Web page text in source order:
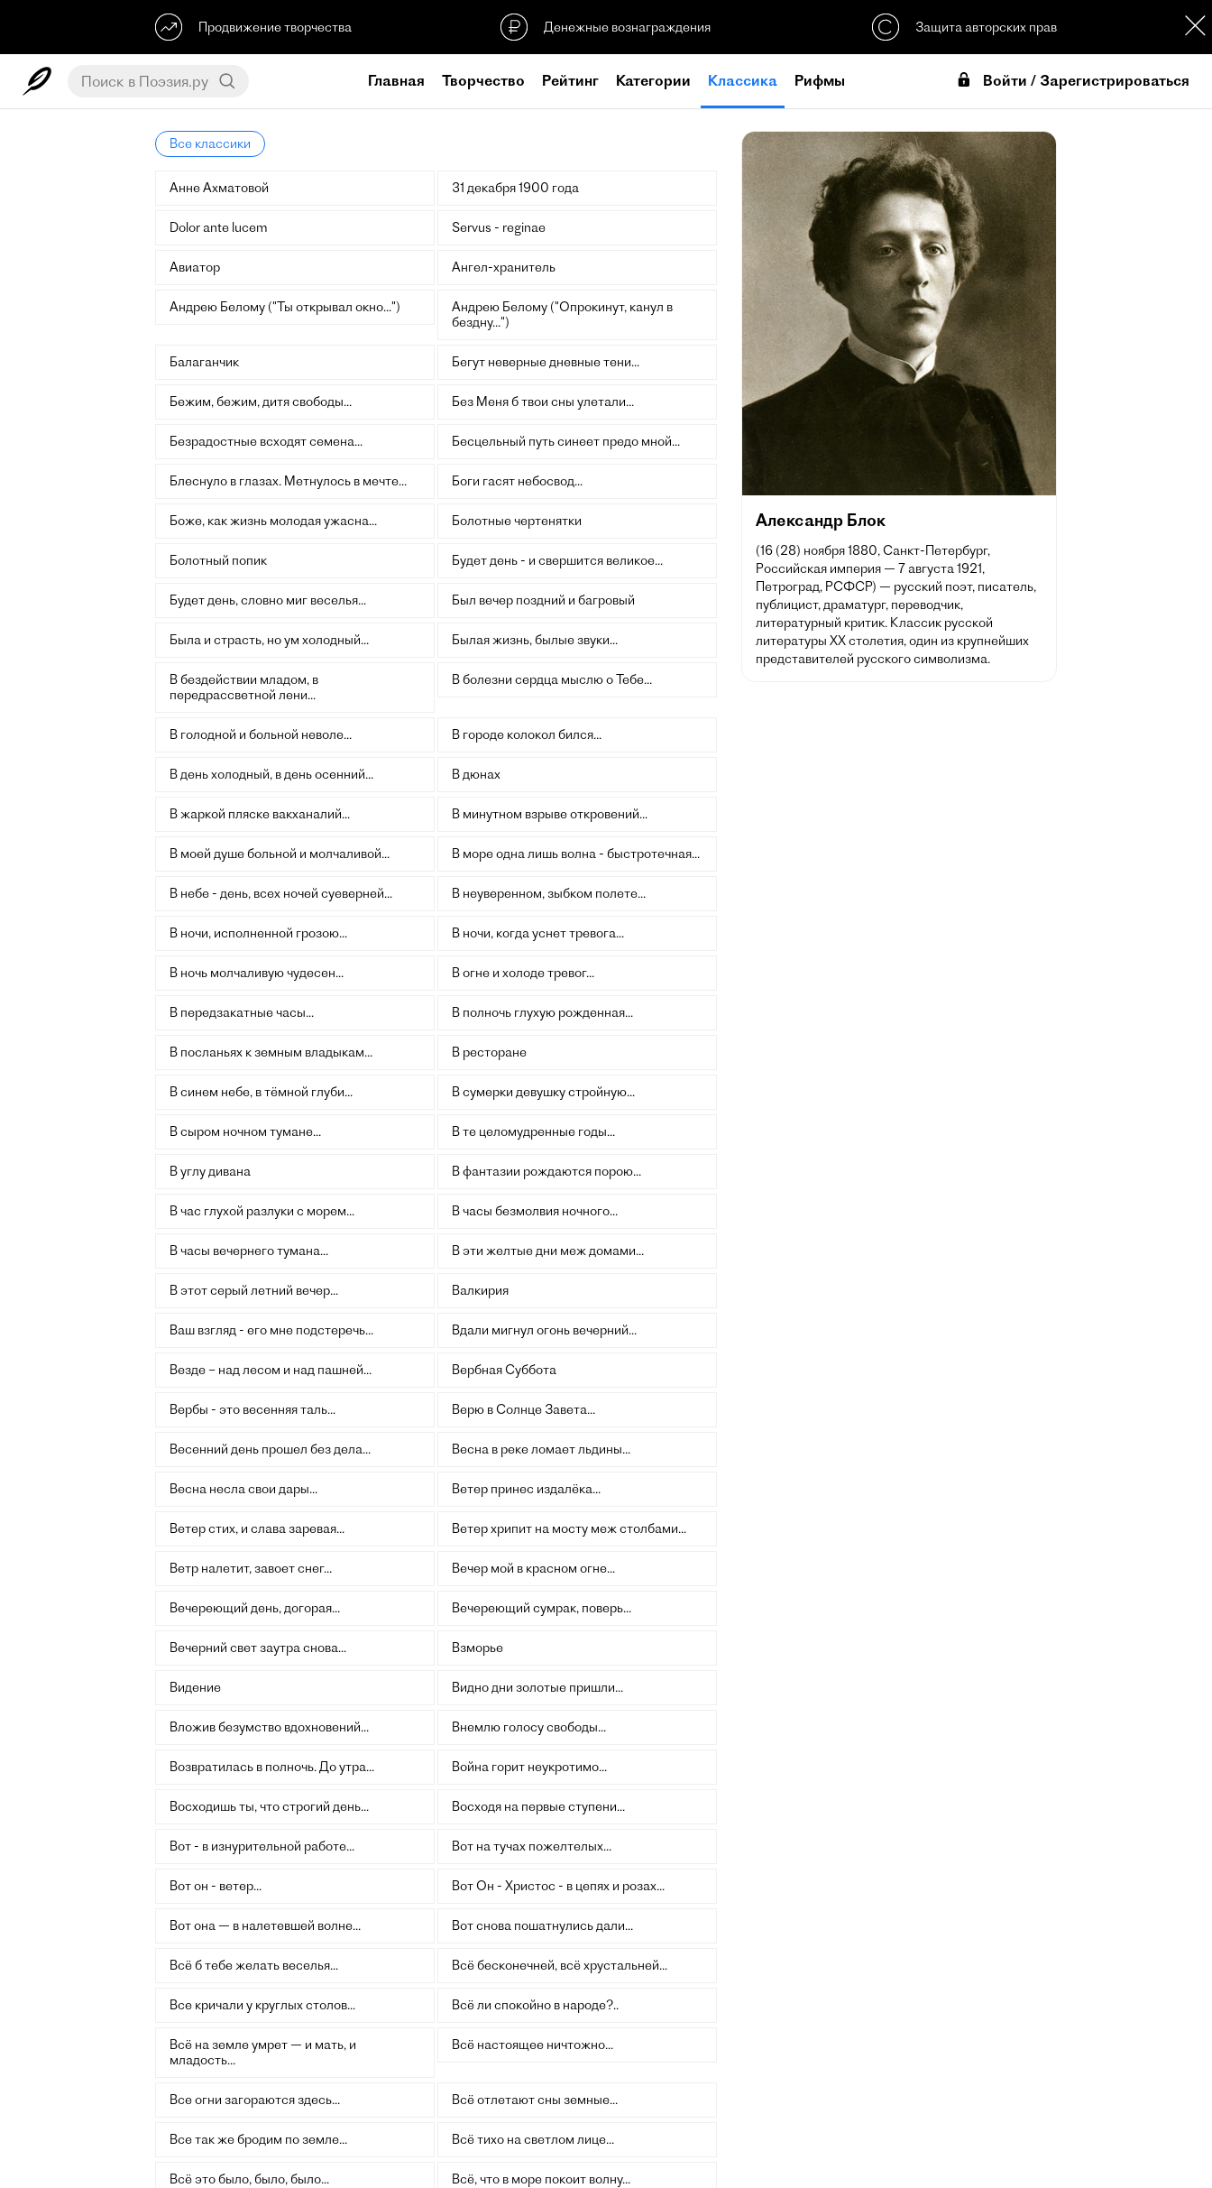
Продвижение творчества Денежные вознаграждения Защита авторских прав
Главная Творчество Рейтинг Категории Классика Рифмы Войти / Зарегистрироваться
Александр Блок
(16 (28) ноября 1880, Санкт-Петербург,
Российская империя — 7 августа 1921,
Петроград, РСФСР) — русский поэт, писатель,
публицист, драматург, переводчик,
литературный критик. Классик русской
литературы XX столетия, один из крупнейших
представителей русского символизма.
Все классики
Анне Ахматовой 31 декабря 1900 года
Dolor ante lucem Servus - reginae
Авиатор Ангел-хранитель
Андрею Белому ("Ты открывал окно...")
Андрею Белому ("Опрокинут, канул в
бездну...")
Балаганчик Бегут неверные дневные тени...
Бежим, бежим, дитя свободы... Без Меня б твои сны улетали...
Безрадостные всходят семена... Бесцельный путь синеет предо мной...
Блеснуло в глазах. Метнулось в мечте... Боги гасят небосвод...
Боже, как жизнь молодая ужасна... Болотные чертенятки
Болотный попик Будет день - и свершится великое...
Будет день, словно миг веселья... Был вечер поздний и багровый
Была и страсть, но ум холодный... Былая жизнь, былые звуки...
В бездействии младом, в
передрассветной лени...
В болезни сердца мыслю о Тебе...
В голодной и больной неволе... В городе колокол бился...
В день холодный, в день осенний... В дюнах
В жаркой пляске вакханалий... В минутном взрыве откровений...
В моей душе больной и молчаливой... В море одна лишь волна - быстротечная...
В небе - день, всех ночей суеверней... В неуверенном, зыбком полете...
В ночи, исполненной грозою... В ночи, когда уснет тревога...
В ночь молчаливую чудесен... В огне и холоде тревог...
В передзакатные часы... В полночь глухую рожденная...
В посланьях к земным владыкам... В ресторане
В синем небе, в тёмной глуби... В сумерки девушку стройную...
В сыром ночном тумане... В те целомудренные годы...
В углу дивана В фантазии рождаются порою...
В час глухой разлуки с морем... В часы безмолвия ночного...
В часы вечернего тумана... В эти желтые дни меж домами...
В этот серый летний вечер... Валкирия
Ваш взгляд - его мне подстеречь... Вдали мигнул огонь вечерний...
Везде – над лесом и над пашней... Вербная Суббота
Вербы - это весенняя таль... Верю в Солнце Завета...
Весенний день прошел без дела... Весна в реке ломает льдины...
Весна несла свои дары... Ветер принес издалёка...
Ветер стих, и слава заревая... Ветер хрипит на мосту меж столбами...
Ветр налетит, завоет снег... Вечер мой в красном огне...
Вечереющий день, догорая... Вечереющий сумрак, поверь...
Вечерний свет заутра снова... Взморье
Видение Видно дни золотые пришли...
Вложив безумство вдохновений... Внемлю голосу свободы...
Возвратилась в полночь. До утра... Война горит неукротимо...
Восходишь ты, что строгий день... Восходя на первые ступени...
Вот - в изнурительной работе... Вот на тучах пожелтелых...
Вот он - ветер... Вот Он - Христос - в цепях и розах...
Вот она — в налетевшей волне... Вот снова пошатнулись дали...
Всё б тебе желать веселья... Всё бесконечней, всё хрустальней...
Все кричали у круглых столов... Всё ли спокойно в народе?..
Всё на земле умрет — и мать, и
младость...
Всё настоящее ничтожно...
Все огни загораются здесь... Всё отлетают сны земные...
Все так же бродим по земле... Всё тихо на светлом лице...
Всё это было, было, было... Всё, что в море покоит волну...